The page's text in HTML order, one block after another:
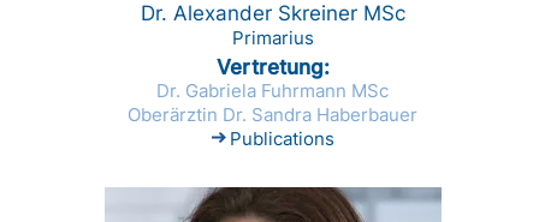
Dr. Alexander Skreiner MSc
Primarius
Vertretung
Dr. Gabriela Fuhrmann MSc
Oberärztin Dr. Sandra Haberbauer
Publications